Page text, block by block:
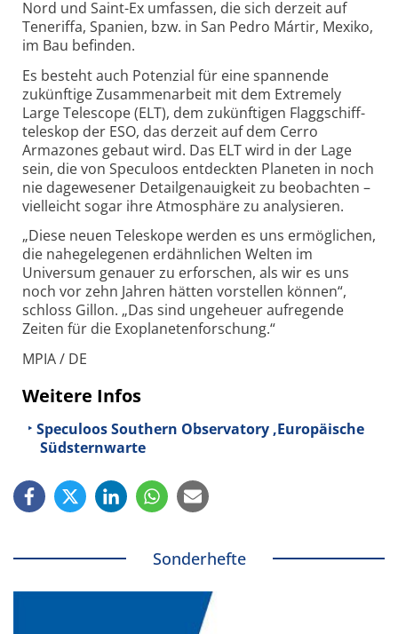
Nord und Saint-Ex umfassen, die sich derzeit auf
Teneriffa, Spanien, bzw. in San Pedro Mártir, Mexiko,
im Bau befinden.
Es besteht auch Potenzial für eine spannende
zukünftige Zusammen­arbeit mit dem Extremely
Large Telescope (ELT), dem zukünftigen Flagg­schiff­
teleskop der ESO, das derzeit auf dem Cerro
Armazones gebaut wird. Das ELT wird in der Lage
sein, die von Speculoos entdeckten Planeten in noch
nie dagewesener Detail­genauigkeit zu beobachten –
vielleicht sogar ihre Atmo­sphäre zu analysieren.
„Diese neuen Teleskope werden es uns ermöglichen,
die nahe­gelegenen erd­ähnlichen Welten im
Universum genauer zu erforschen, als wir es uns
noch vor zehn Jahren hätten vorstellen können“,
schloss Gillon. „Das sind ungeheuer aufregende
Zeiten für die Exoplaneten­forschung.“
MPIA / DE
Weitere Infos
Speculoos Southern Observatory ,Europäische
Südsternwarte
Sonderhefte